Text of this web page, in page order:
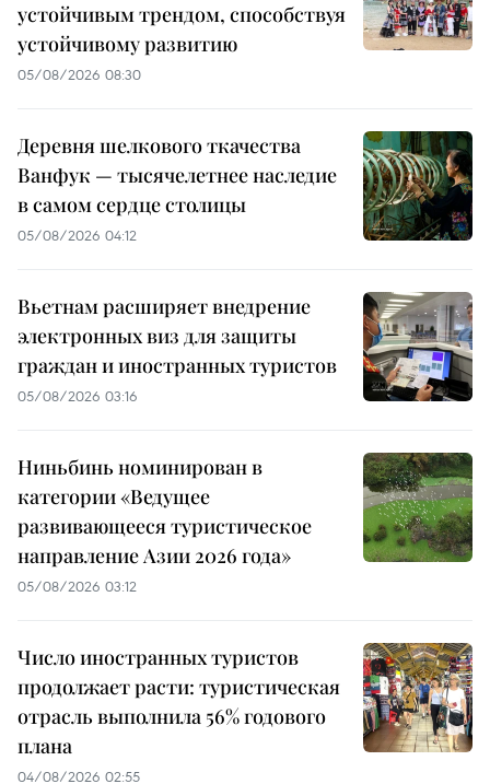
устойчивым трендом, способствуя
устойчивому развитию
05/08/2026 08:30
Деревня шелкового ткачества
Ванфук — тысячелетнее наследие
в самом сердце столицы
05/08/2026 04:12
Вьетнам расширяет внедрение
электронных виз для защиты
граждан и иностранных туристов
05/08/2026 03:16
Ниньбинь номинирован в
категории «Ведущее
развивающееся туристическое
направление Азии 2026 года»
05/08/2026 03:12
Число иностранных туристов
продолжает расти: туристическая
отрасль выполнила 56% годового
плана
04/08/2026 02:55